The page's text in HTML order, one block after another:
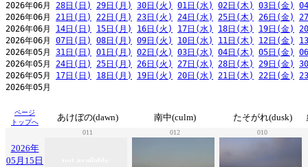
2026年06月 28日(日) 29日(月) 30日(火) 01日(水) 02日(木) 03日(金)
2026年06月 21日(日) 22日(月) 23日(火) 24日(水) 25日(木) 26日(金)
2026年06月 14日(日) 15日(月) 16日(火) 17日(水) 18日(木) 19日(金)
2026年06月 07日(日) 08日(月) 09日(火) 10日(水) 11日(木) 12日(金)
2026年05月 31日(日) 01日(月) 02日(火) 03日(水) 04日(木) 05日(金)
2026年05月 24日(日) 25日(月) 26日(火) 27日(水) 28日(木) 29日(金)
2026年05月 17日(日) 18日(月) 19日(火) 20日(水) 21日(木) 22日(金)
2026年05
ページ
トップへ
あけぼの(dawn) 南中(culm) たそがれ(dusk)
011 012 010
2026年
05月15日